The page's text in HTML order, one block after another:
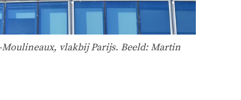
vlakbij Parijs. Beeld: Martin